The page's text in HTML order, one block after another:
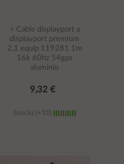
÷ Cable displayport a
displayport premium
2,1 equip 119281 1m
16k 60hz 54gps
aluminio
9,32 €
Stocks (+10)